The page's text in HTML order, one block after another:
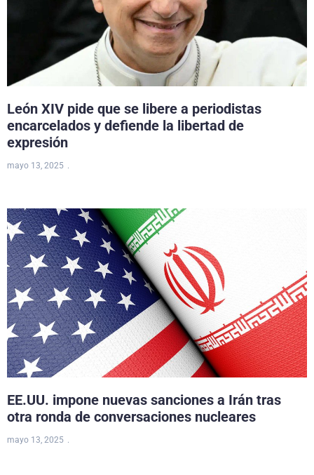
León XIV pide que se libere a periodistas
encarcelados y defiende la libertad de
expresión
mayo 13, 2025
EE.UU. impone nuevas sanciones a Irán tras
otra ronda de conversaciones nucleares
mayo 13, 2025